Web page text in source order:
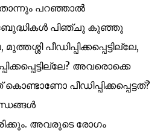
പറഞ്ഞാല്‍
പിഞ്ചു കുഞ്ഞു
മുത്തശ്ശി പീഡിപ്പിക്കപ്പെട്ടില്ലേ,
അവരൊക്കെ
പീഡിപ്പിക്കപ്പെട്ടത്‌?
അവരുടെ രോഗം